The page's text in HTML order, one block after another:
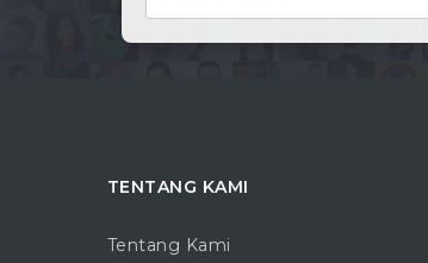
TENTANG KAMI
Tentang Kami